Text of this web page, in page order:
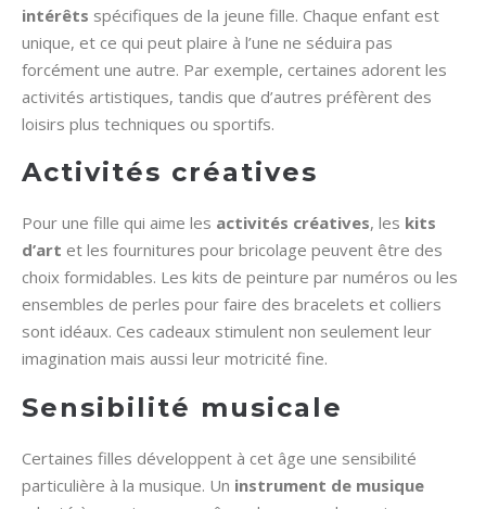
intérêts spécifiques de la jeune fille. Chaque enfant est
unique, et ce qui peut plaire à l’une ne séduira pas
forcément une autre. Par exemple, certaines adorent les
activités artistiques, tandis que d’autres préfèrent des
loisirs plus techniques ou sportifs.
Activités créatives
Pour une fille qui aime les activités créatives, les kits
d’art et les fournitures pour bricolage peuvent être des
choix formidables. Les kits de peinture par numéros ou les
ensembles de perles pour faire des bracelets et colliers
sont idéaux. Ces cadeaux stimulent non seulement leur
imagination mais aussi leur motricité fine.
Sensibilité musicale
Certaines filles développent à cet âge une sensibilité
particulière à la musique. Un instrument de musique